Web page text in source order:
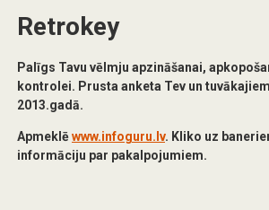
Retrokey
Palīgs Tavu vēlmju apzināšanai,
kontrolei. Prusta anketa Tev un
2013.gadā.
Apmeklēwww.infoguru.lv. Kliko uz
informāciju par pakalpojumiem.